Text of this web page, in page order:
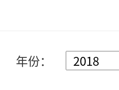
年份：